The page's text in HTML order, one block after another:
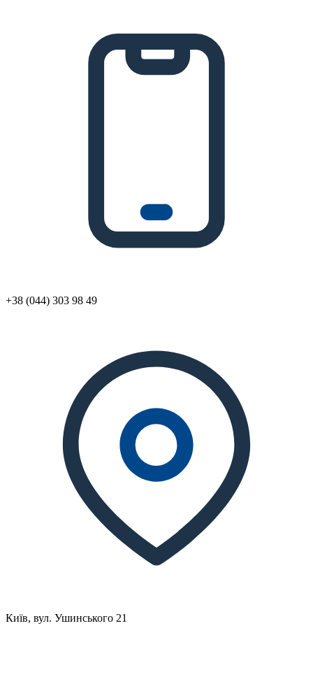
+38 (044) 303 98 49
Київ, вул. Ушинського 21